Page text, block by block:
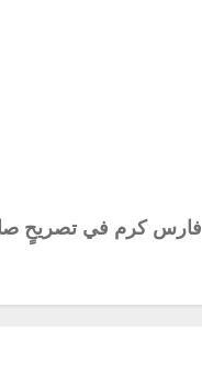
فارس كرم في تصريحٍ